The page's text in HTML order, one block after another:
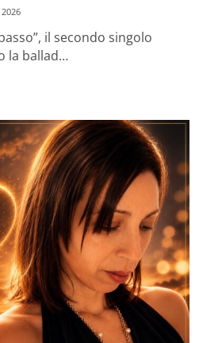
il secondo singolo
la ballad…